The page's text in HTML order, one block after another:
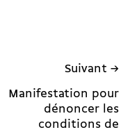
Suivant →
Manifestation pour
dénoncer les
conditions de